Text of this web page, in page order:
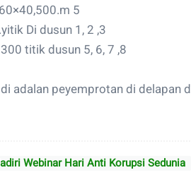
5
Di dusun 1, 2 ,3
titik dusun 5, 6, 7 ,8
adalan peyemprotan di delapan
Webinar Hari Anti Korupsi Sedunia